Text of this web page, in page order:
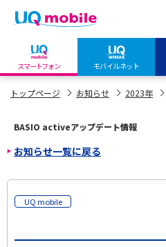
スマートフォン モバイルネット
my UQ WiMAX
My UQ mobile
UQ mobile ご契約の方
UQ mobile
データチャージサイト
UQ mobile
UQ WiMAX
オンラインショップ
UQ mobile
UQ WiMAX
販売店舗
トップページ お知らせ 2023年
BASIO activeアップデート情報
お知らせ一覧に戻る
UQ mobile